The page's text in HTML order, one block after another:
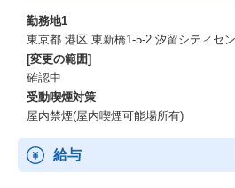
勤務地1
東京都 港区 東新橋1-5-2 汐留シティセ
[変更の範囲]
確認中
受動喫煙対策
屋内禁煙(屋内喫煙可能場所有)
給与